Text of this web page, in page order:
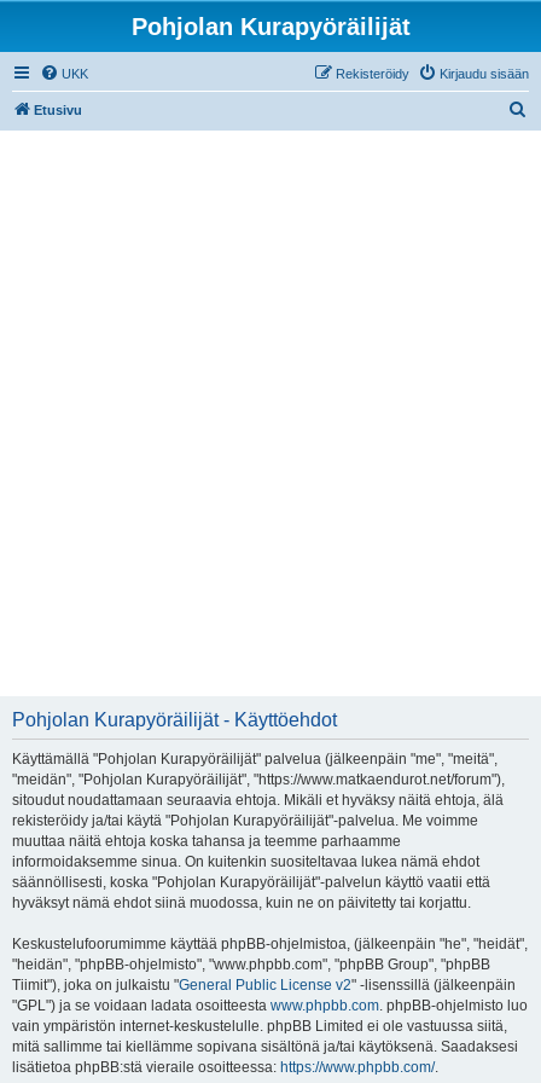
Pohjolan Kurapyöräilijät
UKK Kirjaudu sisään
Rekisteröidy
Etusivu
Pohjolan Kurapyöräilijät - Käyttöehdot
Käyttämällä "Pohjolan Kurapyöräilijät" palvelua (jälkeenpäin "me", "meitä",
"meidän", "Pohjolan Kurapyöräilijät", "https://www.matkaendurot.net/forum"),
sitoudut noudattamaan seuraavia ehtoja. Mikäli et hyväksy näitä ehtoja, älä
rekisteröidy ja/tai käytä "Pohjolan Kurapyöräilijät"-palvelua. Me voimme
muuttaa näitä ehtoja koska tahansa ja teemme parhaamme
informoidaksemme sinua. On kuitenkin suositeltavaa lukea nämä ehdot
säännöllisesti, koska "Pohjolan Kurapyöräilijät"-palvelun käyttö vaatii että
hyväksyt nämä ehdot siinä muodossa, kuin ne on päivitetty tai korjattu.
Keskustelufoorumimme käyttää phpBB-ohjelmistoa, (jälkeenpäin "he", "heidät",
"heidän", "phpBB-ohjelmisto", "www.phpbb.com", "phpBB Group", "phpBB
Tiimit"), joka on julkaistu "General Public License v2" -lisenssillä (jälkeenpäin
"GPL") ja se voidaan ladata osoitteesta www.phpbb.com. phpBB-ohjelmisto luo
vain ympäristön internet-keskustelulle. phpBB Limited ei ole vastuussa siitä,
mitä sallimme tai kiellämme sopivana sisältönä ja/tai käytöksenä. Saadaksesi
lisätietoa phpBB:stä vieraile osoitteessa: https://www.phpbb.com/.